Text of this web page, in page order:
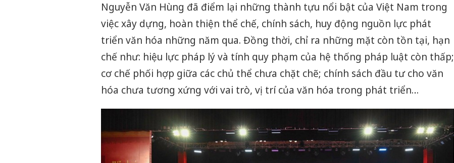
Nguyễn Văn Hùng đã điểm lại những thành tựu nổi bật của Việt Nam trong
việc xây dựng, hoàn thiện thể chế, chính sách, huy động nguồn lực phát
triển văn hóa những năm qua. Đồng thời, chỉ ra những mặt còn tồn tại, hạn
chế như: hiệu lực pháp lý và tính quy phạm của hệ thống pháp luật còn thấp;
cơ chế phối hợp giữa các chủ thể chưa chặt chẽ; chính sách đầu tư cho văn
hóa chưa tương xứng với vai trò, vị trí của văn hóa trong phát triển…